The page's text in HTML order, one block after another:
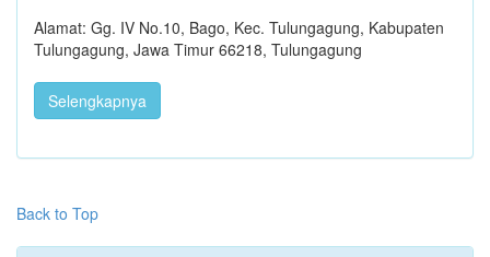
Alamat: Gg. IV No.10, Bago, Kec. Tulungagung, Kabupaten
Tulungagung, Jawa Timur 66218, Tulungagung
Selengkapnya
Back to Top